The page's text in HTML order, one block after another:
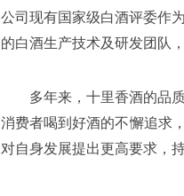
公司现有国家级白酒评委作
的白酒生产技术及研发团队
多年来，十里香酒的品
消费者喝到好酒的不懈追求
对自身发展提出更高要求，